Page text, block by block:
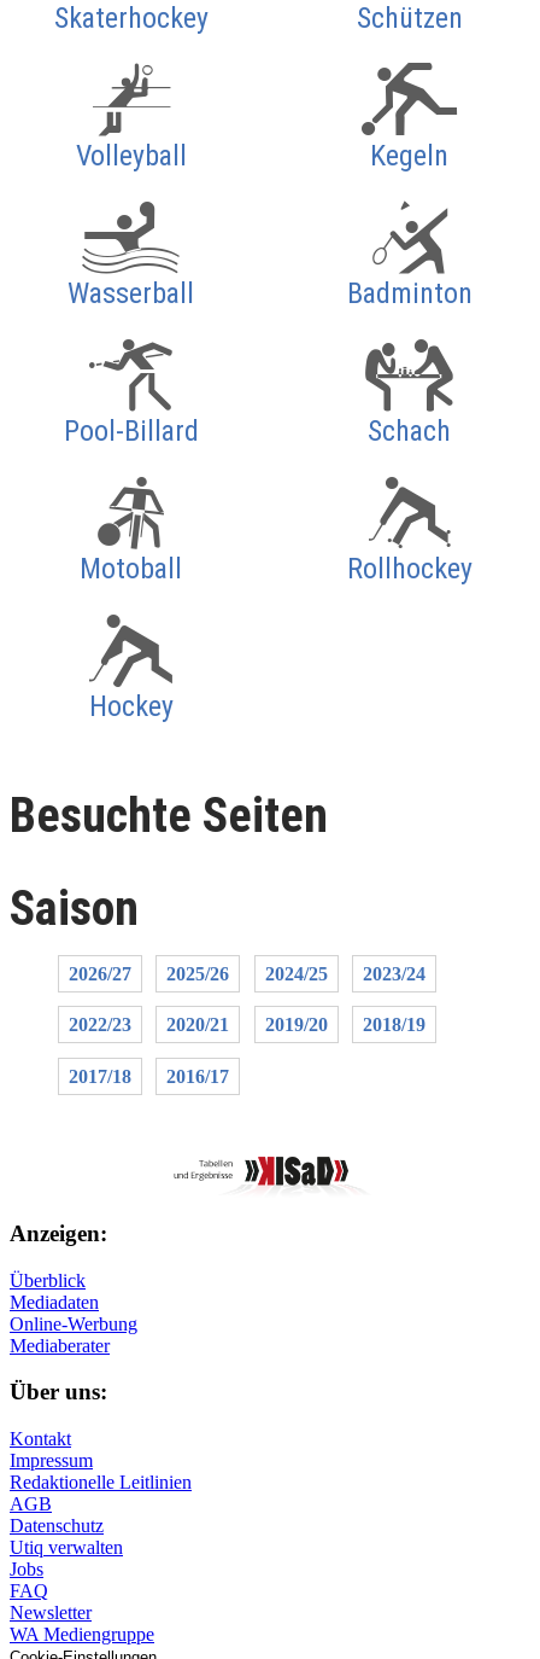
Skaterhockey Schützen
Volleyball Kegeln
Wasserball Badminton
Pool-Billard Schach
Motoball Rollhockey
Hockey
Besuchte Seiten
Saison
2026/27 2025/26 2024/25 2023/24
2022/23 2020/21 2019/20 2018/19
2017/18 2016/17
Anzeigen:
Überblick
Mediadaten
Online-Werbung
Mediaberater
Über uns:
Kontakt
Impressum
Redaktionelle Leitlinien
AGB
Datenschutz
Utiq verwalten
Jobs
FAQ
Newsletter
WA Mediengruppe